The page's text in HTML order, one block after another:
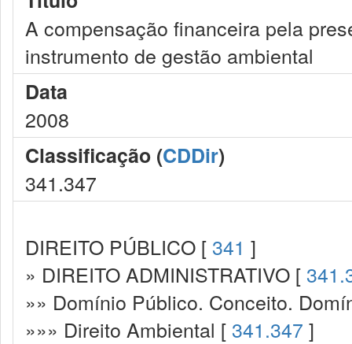
A compensação financeira pela
instrumento de gestão ambiental
Data
2008
Classificação (CDDir)
341.347
DIREITO PÚBLICO [ 341 ]
» DIREITO ADMINISTRATIVO [
»» Domínio Público. Conceito.
»»» Direito Ambiental [ 341.347 ]